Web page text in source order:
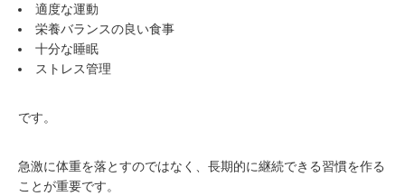
適度な運動
栄養バランスの良い食事
十分な睡眠
ストレス管理
です。
急激に体重を落とすのではなく、長期的に継続できる習慣を作る
ことが重要です。